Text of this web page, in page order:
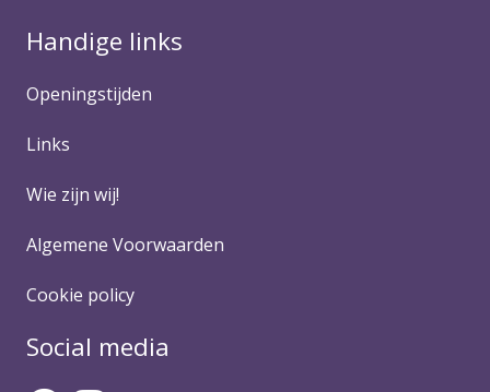
Handige links
Openingstijden
Links
Wie zijn wij!
Algemene Voorwaarden
Cookie policy
Social media